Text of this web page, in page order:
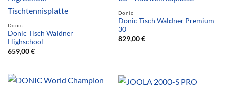
Donic
Donic Tisch Waldner
Highschool
659,00€
Donic
Donic Tisch Waldner Premium
30
829,00€